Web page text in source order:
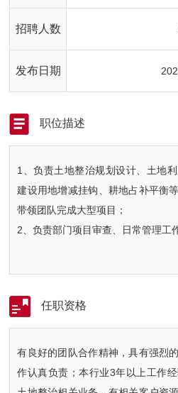
招聘人数
发布日期
职位描述
1、负责土地整治规划设计、土地
建设用地增减挂钩、耕地占补平衡
带领团队完成大型项目；
2、负责部门项目审查、日常管理工
任职资格
有良好的团队合作精神，具有强烈
作认真负责；本行业3年以上工作